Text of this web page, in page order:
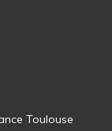
Toulouse